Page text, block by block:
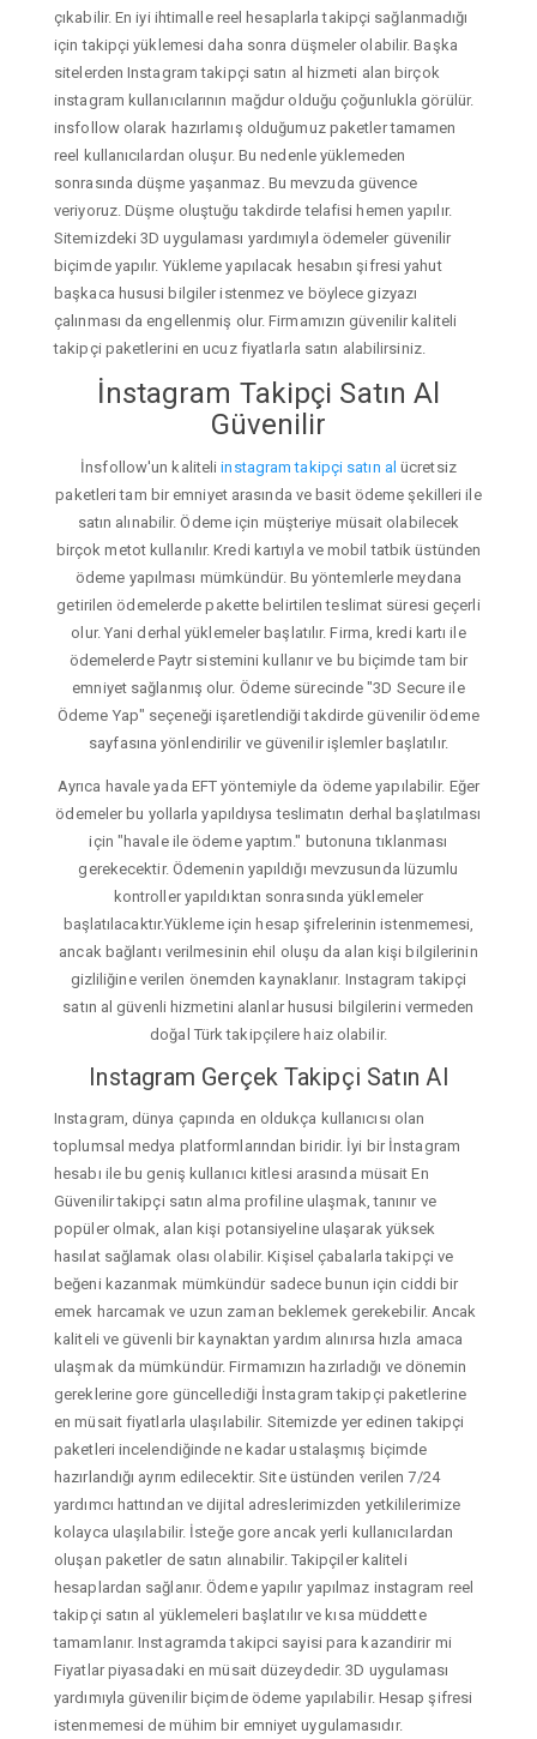
çıkabilir. En iyi ihtimalle reel hesaplarla takipçi sağlanmadığı
için takipçi yüklemesi daha sonra düşmeler olabilir. Başka
sitelerden Instagram takipçi satın al hizmeti alan birçok
instagram kullanıcılarının mağdur olduğu çoğunlukla görülür.
insfollow olarak hazırlamış olduğumuz paketler tamamen
reel kullanıcılardan oluşur. Bu nedenle yüklemeden
sonrasında düşme yaşanmaz. Bu mevzuda güvence
veriyoruz. Düşme oluştuğu takdirde telafisi hemen yapılır.
Sitemizdeki 3D uygulaması yardımıyla ödemeler güvenilir
biçimde yapılır. Yükleme yapılacak hesabın şifresi yahut
başkaca hususi bilgiler istenmez ve böylece gizyazı
çalınması da engellenmiş olur. Firmamızın güvenilir kaliteli
takipçi paketlerini en ucuz fiyatlarla satın alabilirsiniz.
İnstagram Takipçi Satın Al
Güvenilir
İnsfollow'un kaliteliinstagram takipçi satın al ücretsiz
paketleri tam bir emniyet arasında ve basit ödeme şekilleri ile
satın alınabilir. Ödeme için müşteriye müsait olabilecek
birçok metot kullanılır. Kredi kartıyla ve mobil tatbik üstünden
ödeme yapılması mümkündür. Bu yöntemlerle meydana
getirilen ödemelerde pakette belirtilen teslimat süresi geçerli
olur. Yani derhal yüklemeler başlatılır. Firma, kredi kartı ile
ödemelerde Paytr sistemini kullanır ve bu biçimde tam bir
emniyet sağlanmış olur. Ödeme sürecinde "3D Secure ile
Ödeme Yap" seçeneği işaretlendiği takdirde güvenilir ödeme
sayfasına yönlendirilir ve güvenilir işlemler başlatılır.
Ayrıca havale yada EFT yöntemiyle da ödeme yapılabilir. Eğer
ödemeler bu yollarla yapıldıysa teslimatın derhal başlatılması
için "havale ile ödeme yaptım." butonuna tıklanması
gerekecektir. Ödemenin yapıldığı mevzusunda lüzumlu
kontroller yapıldıktan sonrasında yüklemeler
başlatılacaktır.Yükleme için hesap şifrelerinin istenmemesi,
ancak bağlantı verilmesinin ehil oluşu da alan kişi bilgilerinin
gizliliğine verilen önemden kaynaklanır. Instagram takipçi
satın al güvenli hizmetini alanlar hususi bilgilerini vermeden
doğal Türk takipçilere haiz olabilir.
Instagram Gerçek Takipçi Satın Al
Instagram, dünya çapında en oldukça kullanıcısı olan
toplumsal medya platformlarından biridir. İyi bir İnstagram
hesabı ile bu geniş kullanıcı kitlesi arasında müsait En
Güvenilir takipçi satın alma profiline ulaşmak, tanınır ve
popüler olmak, alan kişi potansiyeline ulaşarak yüksek
hasılat sağlamak olası olabilir. Kişisel çabalarla takipçi ve
beğeni kazanmak mümkündür sadece bunun için ciddi bir
emek harcamak ve uzun zaman beklemek gerekebilir. Ancak
kaliteli ve güvenli bir kaynaktan yardım alınırsa hızla amaca
ulaşmak da mümkündür. Firmamızın hazırladığı ve dönemin
gereklerine gore güncellediği İnstagram takipçi paketlerine
en müsait fiyatlarla ulaşılabilir. Sitemizde yer edinen takipçi
paketleri incelendiğinde ne kadar ustalaşmış biçimde
hazırlandığı ayrım edilecektir. Site üstünden verilen 7/24
yardımcı hattından ve dijital adreslerimizden yetkililerimize
kolayca ulaşılabilir. İsteğe gore ancak yerli kullanıcılardan
oluşan paketler de satın alınabilir. Takipçiler kaliteli
hesaplardan sağlanır. Ödeme yapılır yapılmaz instagram reel
takipçi satın al yüklemeleri başlatılır ve kısa müddette
tamamlanır. Instagramda takipci sayisi para kazandirir mi
Fiyatlar piyasadaki en müsait düzeydedir. 3D uygulaması
yardımıyla güvenilir biçimde ödeme yapılabilir. Hesap şifresi
istenmemesi de mühim bir emniyet uygulamasıdır.